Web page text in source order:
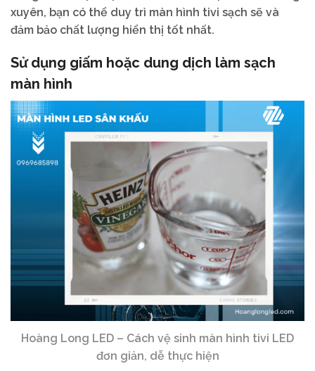
xuyên, bạn có thể duy trì màn hình tivi sạch sẽ và
đảm bảo chất lượng hiển thị tốt nhất.
Sử dụng giấm hoặc dung dịch làm sạch
màn hình
Hoàng Long LED – Cách vệ sinh màn hình tivi LED
đơn giản, dễ thực hiện